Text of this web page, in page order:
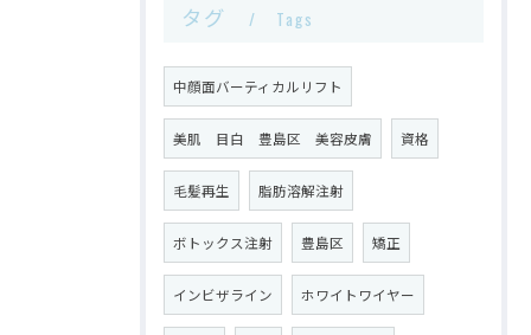
タグ Tags
中顔面バーティカルリフト
美肌 目白 豊島区 美容皮膚 資格
毛髪再生 脂肪溶解注射
ボトックス注射 豊島区 矯正
インビザライン ホワイトワイヤー